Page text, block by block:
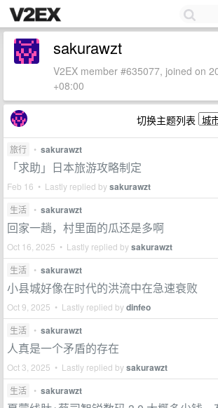
sakurawzt
V2EX member #635077, joined on
+08:00
切换主题列表
旅行 • sakurawzt
「求助」日本旅游攻略制定
Feb 16 • Lastly replied bysakurawzt
生活 • sakurawzt
回家一趟，村里面的瓜还是多啊
Oct 16, 2025 • Lastly replied bysakurawzt
生活 • sakurawzt
小县城好像在时代的洪流中在急速衰败
Oct 9, 2025 • Lastly replied bydinfeo
生活 • sakurawzt
人真是一个矛盾的存在
Oct 3, 2025 • Lastly replied bysakurawzt
生活 • sakurawzt